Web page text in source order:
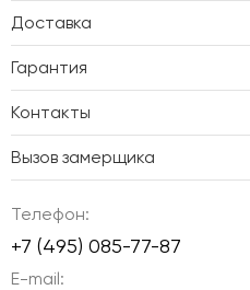
Доставка
Гарантия
Контакты
Вызов замерщика
Телефон:
+7 (495) 085-77-87
E-mail: